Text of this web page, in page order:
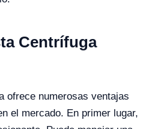
Centrífuga
ofrece numerosas ventajas
el mercado. En primer lugar,